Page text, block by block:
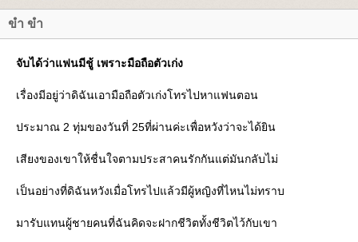
ขำ ขำ
จับได้ว่าแฟนมีชู้ เพราะมือถือตัวเก่ง
เรื่องมีอยู่ว่าดิฉันเอามือถือตัวเก่งโทรไปหาแฟนตอน
ประมาณ 2 ทุ่มของวันที่ 25ที่ผ่านค่ะเพื่อหวังว่าจะได้ยิน
เสียงของเขาให้ชื่นใจตามประสาคนรักกันแต่มันกลับไม่
เป็นอย่างที่ดิฉันหวังเมื่อโทรไปแล้วมีผู้หญิงที่ไหนไม่ทราบ
มารับแทนผู้ชายคนที่ฉันคิดจะฝากชีวิตทั้งชีวิตไว้กับเขา